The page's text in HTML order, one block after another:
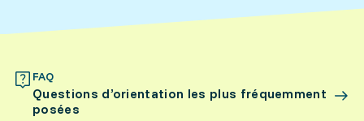
FAQ
Questions d’orientation les plus fréquemment
posées